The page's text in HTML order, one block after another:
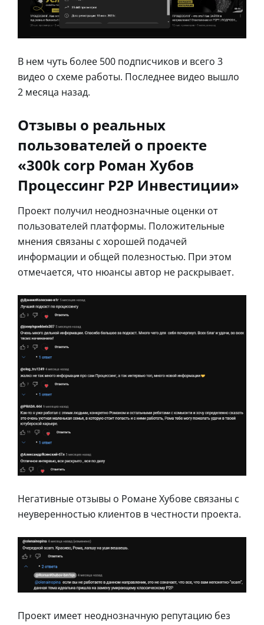
В нем чуть более 500 подписчиков и всего 3
видео о схеме работы. Последнее видео вышло
2 месяца назад.
Отзывы о реальных
пользователей о проекте
«300k corp Роман Хубов
Процессинг P2P Инвестиции»
Проект получил неоднозначные оценки от
пользователей платформы. Положительные
мнения связаны с хорошей подачей
информации и общей полезностью. При этом
отмечается, что нюансы автор не раскрывает.
Негативные отзывы о Романе Хубове связаны с
неуверенностью клиентов в честности проекта.
Проект имеет неоднозначную репутацию без